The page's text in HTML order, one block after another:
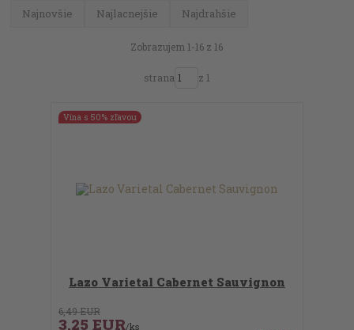
Najnovšie Najlacnejšie Najdrahšie
Zobrazujem 1-16 z 16
strana z 1
Vína s 50% zľavou
Lazo Varietal Cabernet Sauvignon
6,49 EUR
3,25 EUR/ks